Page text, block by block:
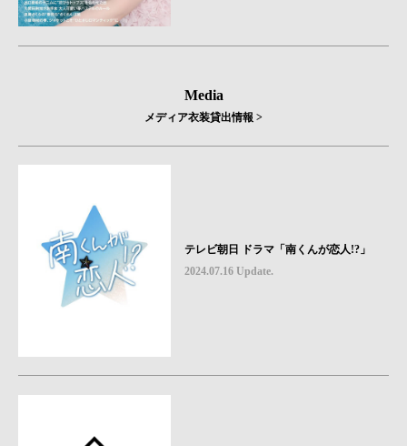
Media
メディア衣装貸出情報 >
テレビ朝日 ドラマ「南くんが恋人!?」
2024.07.16 Update.